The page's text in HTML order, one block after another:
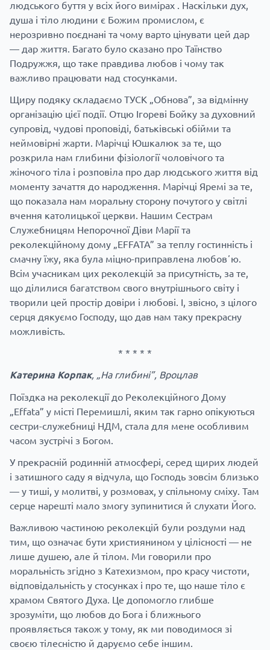
людського буття у всіх його вимірах . Наскільки дух,
душа і тіло людини є Божим промислом, є
нерозривно поєднані та чому варто цінувати цей дар
— дар життя. Багато було сказано про Таїнство
Подружжя, що таке правдива любов і чому так
важливо працювати над стосунками.
Щиру подяку складаємо ТУСК „Обнова”, за відмінну
організацію цієї події. Отцю Ігореві Бойку за духовний
супровід, чудові проповіді, батьківські обійми та
неймовірні жарти. Марічці Юшкалюк за те, що
розкрила нам глибини фізіології чоловічого та
жіночого тіла і розповіла про дар людського життя від
моменту зачаття до народження. Марічці Яремі за те,
що показала нам моральну сторону почутого у світлі
вчення католицької церкви. Нашим Сестрам
Служебницям Непорочної Діви Марії та
реколекційному дому „EFFATA” за теплу гостинність і
смачну їжу, яка була міцно-приправлена любовʼю.
Всім учасникам цих реколекцій за присутність, за те,
що ділилися багатством свого внутрішнього світу і
творили цей простір довіри і любові. І, звісно, з цілого
серця дякуємо Господу, що дав нам таку прекрасну
можливість.
* * * * *
Катерина Корпак, „На глибині”, Вроцлав
Поїздка на реколекції до Реколекційного Дому
„Effata” у місті Перемишлі, яким так гарно опікуються
сестри-служебниці НДМ, стала для мене особливим
часом зустрічі з Богом.
У прекрасній родинній атмосфері, серед щирих людей
і затишного саду я відчула, що Господь зовсім близько
— у тиші, у молитві, у розмовах, у спільному сміху. Там
серце нарешті мало змогу зупинитися й слухати Його.
Важливою частиною реколекцій були роздуми над
тим, що означає бути християнином у цілісності — не
лише душею, але й тілом. Ми говорили про
моральність згідно з Катехизмом, про красу чистоти,
відповідальність у стосунках і про те, що наше тіло є
храмом Святого Духа. Це допомогло глибше
зрозуміти, що любов до Бога і ближнього
проявляється також у тому, як ми поводимося зі
своєю тілесністю й даруємо себе іншим.